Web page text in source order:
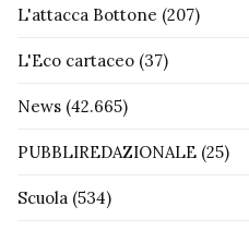
L'attacca Bottone (207)
L'Eco cartaceo (37)
News (42.665)
PUBBLIREDAZIONALE (25)
Scuola (534)